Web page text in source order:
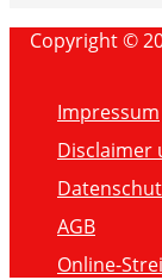
Copyright ©
Impressum
Disclaimer
AGB
Online-